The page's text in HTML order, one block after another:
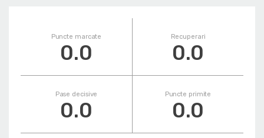
Puncte marcate
0.0
Recuperari
0.0
Pase decisive
0.0
Puncte primite
0.0